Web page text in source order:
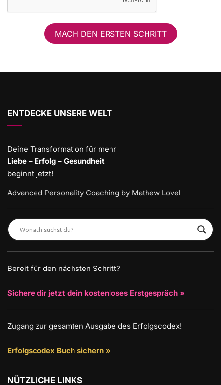
MACH DEN ERSTEN SCHRITT
ENTDECKE UNSERE WELT
Deine Transformation für mehr
Liebe – Erfolg – Gesundheit
beginnt jetzt!
Advanced Personality Coaching by Mathew Lovel
Bereit für den nächsten Schritt?
Sichere dir jetzt dein kostenloses Erstgespräch »
Zugang zur gesamten Ausgabe des Erfolgscodex!
Erfolgscodex Buch sichern »
NÜTZLICHE LINKS